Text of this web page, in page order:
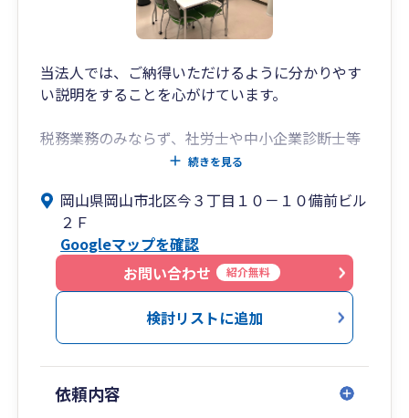
当法人では、ご納得いただけるように分かりやす
い説明をすることを心がけています。
税務業務のみならず、社労士や中小企業診断士等
の専門家と提携して、補助金や助成金の活用もご
また経営計画の策定や、売上や利益の改善のため
の予算策定、黒字化に向けての各種分析も実施
し、御社の発展に貢献します。
クラウド会計の導入による経理業務や給与計算の
効率化の支援も実施しており、記帳代行も承って
います。
続きを見る
岡山県岡山市北区今３丁目１０－１０備前ビル
２Ｆ
Googleマップを確認
お問い合わせ
紹介無料
検討リストに追加
依頼内容